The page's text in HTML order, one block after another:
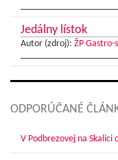
Jedálny lístok
Autor (zdroj): ŽP Gastro-
ODPORÚČANÉ
V Podbrezovej na Skalici